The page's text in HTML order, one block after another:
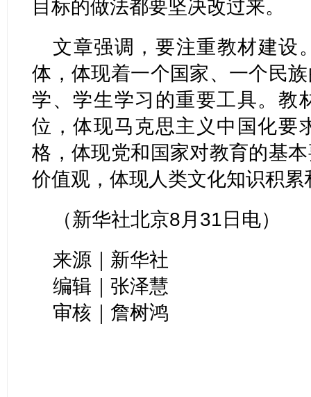
目标的做法都要坚决改过来。
文章强调，要注重教材建设
体，体现着一个国家、一个民
学、学生学习的重要工具。教
位，体现马克思主义中国化要
格，体现党和国家对教育的基
价值观，体现人类文化知识积累
（新华社北京8月31日电）
来源｜新华社
编辑｜张泽慧
审核｜詹树鸿